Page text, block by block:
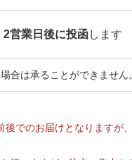
2営業日後に投函します
合は承ることができません。
でのお届けとなりますが